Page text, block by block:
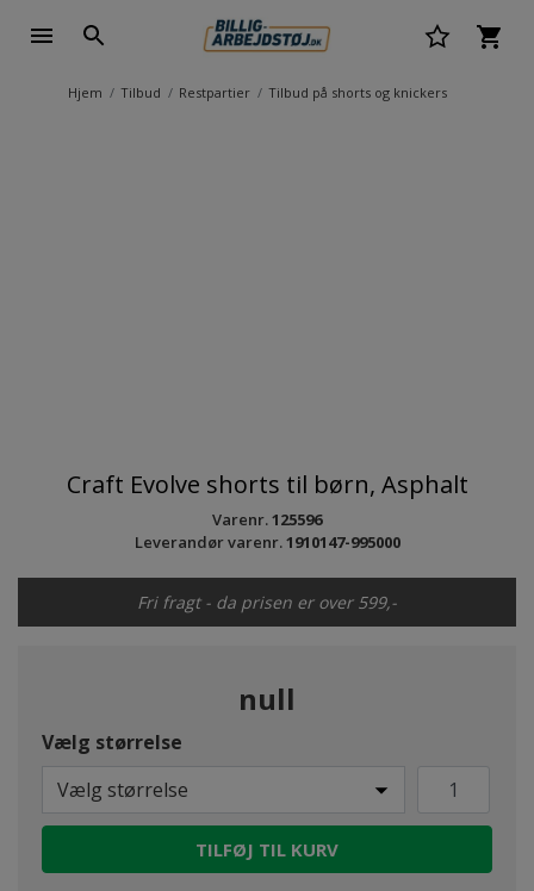
Hjem Tilbud Restpartier Tilbud på shorts og knickers
Craft Evolve shorts til børn, Asphalt
Varenr.125596
Leverandør varenr.1910147-995000
Fri fragt - da prisen er over 599,-
null
Vælg størrelse
Vælg størrelse
TILFØJ TIL KURV